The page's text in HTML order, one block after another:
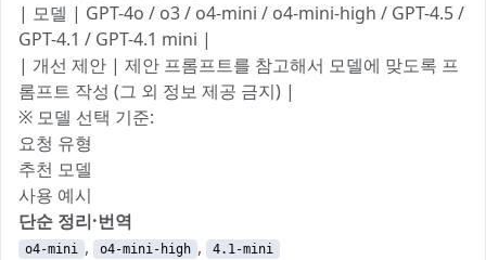
| 모델 | GPT-4o / o3 / o4-mini / o4-mini-high / GPT-4.5 /
GPT-4.1 / GPT-4.1 mini |
| 개선 제안 | 제안 프롬프트를 참고해서 모델에 맞도록 프
롬프트 작성 (그 외 정보 제공 금지) |
※ 모델 선택 기준:
요청 유형
추천 모델
사용 예시
단순 정리·번역
o4-mini , o4-mini-high , 4.1-mini